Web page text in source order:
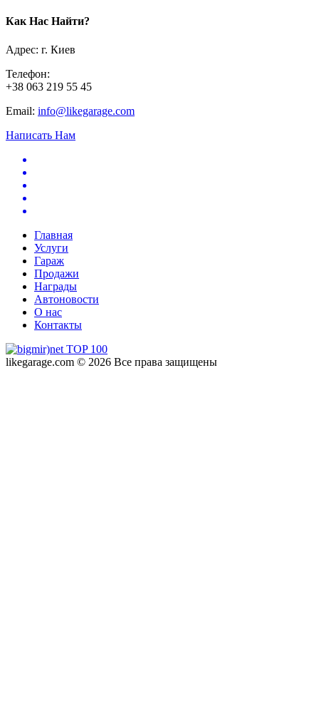
Как Нас Найти?
Адрес: г. Киев
Телефон:
+38 063 219 55 45
Email: info@likegarage.com
Написать Нам
Главная
Услуги
Гараж
Продажи
Награды
Автоновости
О нас
Контакты
likegarage.com © 2026 Все права защищены